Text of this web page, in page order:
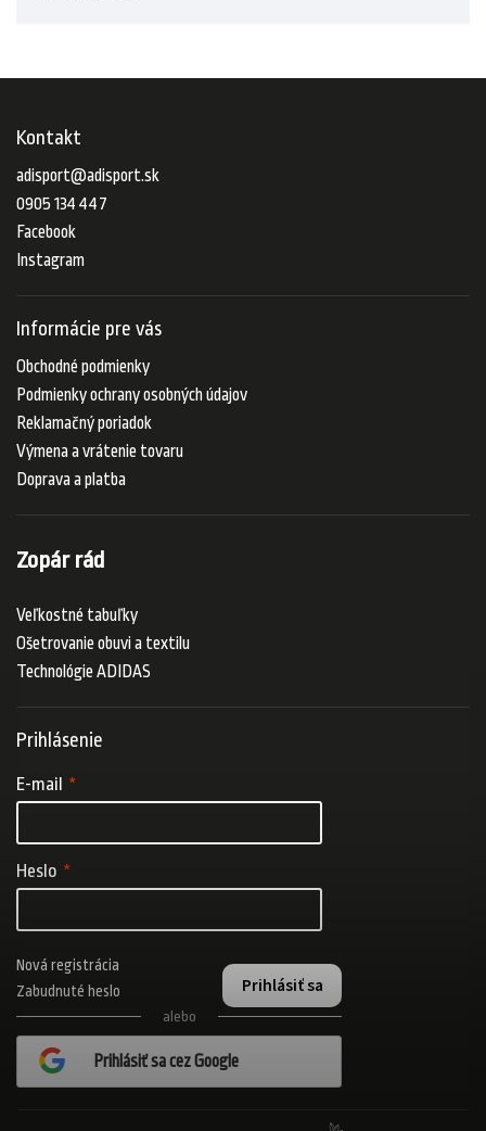
Kontakt
adisport@adisport.sk
0905 134 447
Facebook
Instagram
Informácie pre vás
Obchodné podmienky
Podmienky ochrany osobných údajov
Reklamačný poriadok
Výmena a vrátenie tovaru
Doprava a platba
Zopár rád
Veľkostné tabuľky
Ošetrovanie obuvi a textilu
Technológie ADIDAS
Prihlásenie
E-mail
Heslo
Prihlásiť sa
Nová registrácia
Zabudnuté heslo
alebo
Prihlásiť sa cez Google